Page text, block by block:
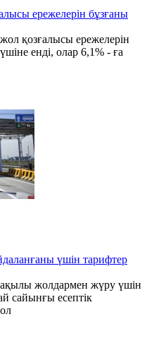
ережелерін бұзғаны
қозғалысы ережелерін
енді, олар 6,1% - ға
үшін тарифтер
жолдармен жүру үшін
сайынғы есептік